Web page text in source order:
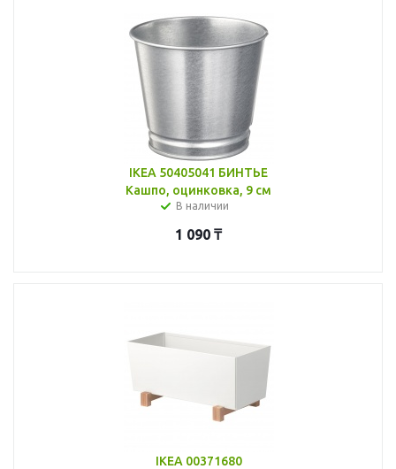
IKEA 50405041 БИНТЬЕ
Кашпо, оцинковка, 9 см
В наличии
1 090 ₸
IKEA 00371680